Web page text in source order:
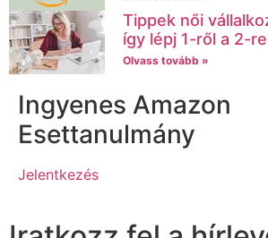
Tippek női
így lépj 1-ről a 2-
Olvass tovább »
Ingyenes Amazon
Esettanulmány
Jelentkezés